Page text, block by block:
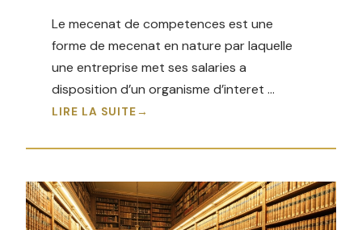
Le mecenat de competences est une
forme de mecenat en nature par laquelle
une entreprise met ses salaries a
disposition d’un organisme d’interet …
LIRE LA SUITE